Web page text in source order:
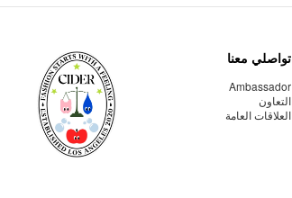
تواصلي معنا
Ambassador
التعاون
العلاقات العامة